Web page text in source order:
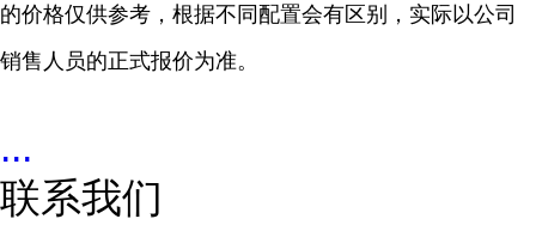
的价格仅供参考，根据不同配置会有区别，实际以公司
销售人员的正式报价为准。
...
联系我们